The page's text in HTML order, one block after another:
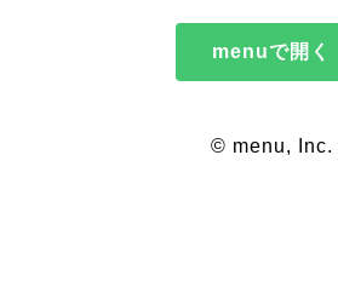
menuで開く
© menu, Inc.